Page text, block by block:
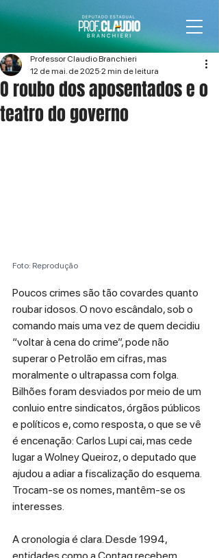
O roubo dos aposentados e o
teatro do governo
Professor Claudio Branchieri
12 de mai. de 2025 2 min de leitura
Foto: Reprodução
Poucos crimes são tão covardes quanto
roubar idosos. O novo escândalo, sob o
comando mais uma vez de quem decidiu
“voltar à cena do crime”, pode não
superar o Petrolão em cifras, mas
moralmente o ultrapassa com folga.
Bilhões foram desviados por meio de um
conluio entre sindicatos, órgãos públicos
e políticos e, como resposta, o que se vê
é encenação: Carlos Lupi cai, mas cede
lugar a Wolney Queiroz, o deputado que
ajudou a adiar a fiscalização do esquema.
Trocam-se os nomes, mantêm-se os
interesses.
A cronologia é clara. Desde 1994,